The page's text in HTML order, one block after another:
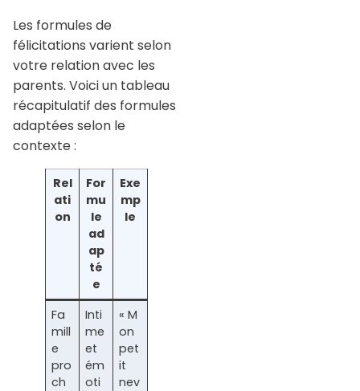
Les formules de
félicitations varient selon
votre relation avec les
parents. Voici un tableau
récapitulatif des formules
adaptées selon le
contexte :
Rel
ati
on
For
mu
le
ad
ap
té
e
Exe
mp
le
Fa
mill
e
pro
ch
Inti
me
et
ém
oti
« M
on
pet
it
nev